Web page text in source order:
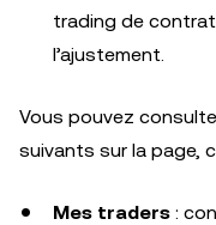
trading de
l’ajustement.
Vous pouvez
suivants sur la page,
Mes traders :